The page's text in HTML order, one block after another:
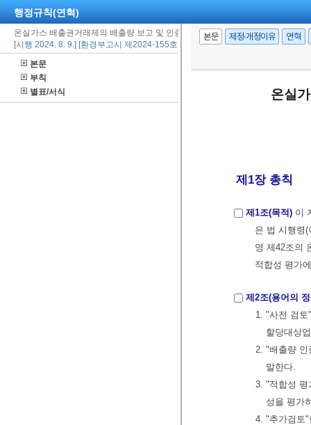
행정규칙(연혁)
온실가스 배출권거래제의 배출량 보고 및 인증에 관한 지침
[시행 2024. 8. 9.] [환경부고시 제2024-155호, 2024. 8. 9., 일부개정]
본문
부칙
별표/서식
본문 제정·개정이유 연혁
온실
제1장 총칙
제1조(목적) 이
은 법 시행령
영 제42조의
적합성 평가
제2조(용어의
1. "사전 검
할당대상
2. "배출량 인
말한다.
3. "적합성 평
성을 평가
4. "추가검토